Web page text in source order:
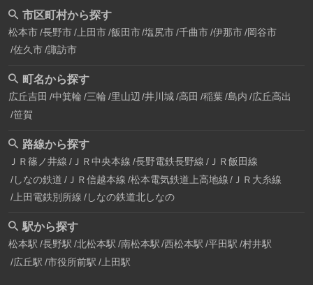
市区町村から探す
松本市 長野市 上田市 飯田市 塩尻市 千曲市 伊那市 岡谷市
佐久市 諏訪市
町名から探す
広丘吉田 中箕輪 三輪 里山辺 井川城 高田 稲葉 島内 広丘高出
笹賀
路線から探す
ＪＲ篠ノ井線 ＪＲ中央本線 長野電鉄長野線 ＪＲ飯田線
しなの鉄道 ＪＲ信越本線 松本電気鉄道上高地線
ＪＲ大糸線
上田電鉄別所線 しなの鉄道北しなの
駅から探す
松本駅 長野駅 北松本駅 南松本駅 西松本駅 平田駅 村井駅
広丘駅 市役所前駅 上田駅